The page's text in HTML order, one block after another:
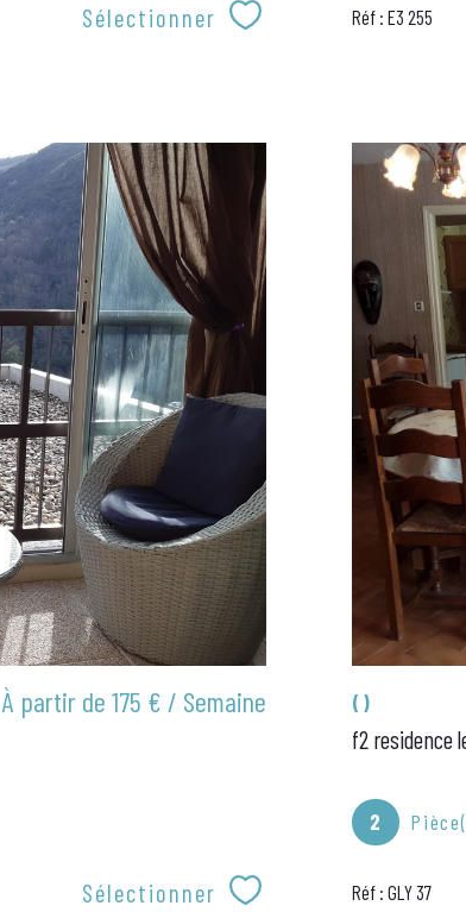
Sélectionner Réf : E3 255
À partir de 175 € / Semaine
Sélectionner
()
f2 residence
2
Réf : GLY 37